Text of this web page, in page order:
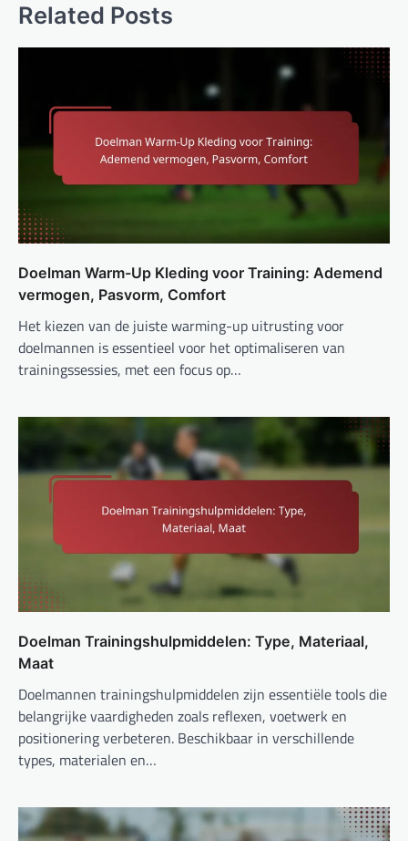
Related Posts
Doelman Warm-Up Kleding voor Training: Ademend
vermogen, Pasvorm, Comfort
Het kiezen van de juiste warming-up uitrusting voor
doelmannen is essentieel voor het optimaliseren van
trainingssessies, met een focus op…
Doelman Trainingshulpmiddelen: Type, Materiaal,
Maat
Doelmannen trainingshulpmiddelen zijn essentiële tools die
belangrijke vaardigheden zoals reflexen, voetwerk en
positionering verbeteren. Beschikbaar in verschillende
types, materialen en…